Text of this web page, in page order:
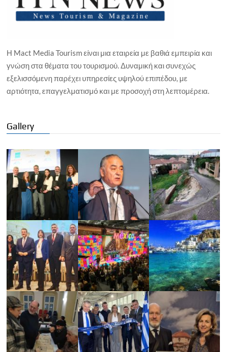
Η Mact Media Tourism είναι μια εταιρεία με βαθιά εμπειρία και
γνώση στα θέματα του τουρισμού. Δυναμική και συνεχώς
εξελισσόμενη παρέχει υπηρεσίες υψηλού επιπέδου, με
αρτιότητα, επαγγελματισμό και με προσοχή στη λεπτομέρεια.
Gallery